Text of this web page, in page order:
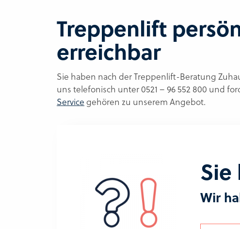
Treppenlift
erreichbar
Sie haben nach der Treppenlift-Beratung
uns telefonisch unter 0521 – 96 552 800 und
Servicegehören zu unserem Angebot.
Sie
Wir